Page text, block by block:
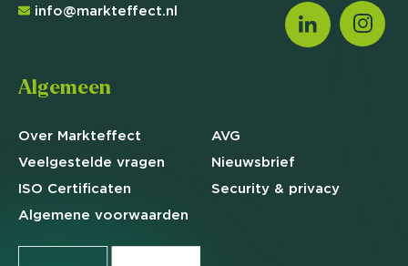
info@markteffect.nl
Algemeen
Over Markteffect
Veelgestelde vragen
ISO Certificaten
Algemene voorwaarden
AVG
Nieuwsbrief
Security & privacy